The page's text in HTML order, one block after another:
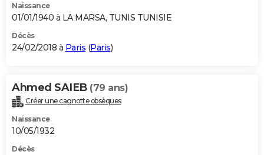
Naissance
01/01/1940 à LA MARSA, TUNIS TUNISIE
Décès
24/02/2018 à Paris (Paris)
Ahmed SAIEB (79 ans)
Créer une cagnotte obsèques
Naissance
10/05/1932
Décès